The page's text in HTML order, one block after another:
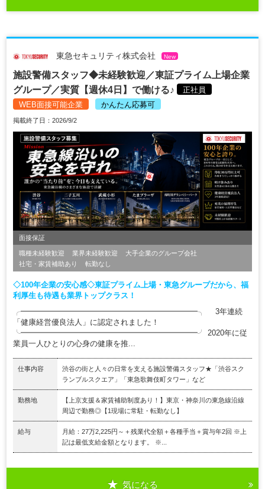
東急セキュリティ株式会社 New
施設警備スタッフ◆未経験歓迎／東証プライム上場企業
グループ／実質【週休4日】で働ける♪
正社員
WEB面接可能企業
かんたん応募可
掲載終了日：2026/9/2
面接保証
職種未経験歓迎 業界未経験歓迎
大手企業のグループ会社
社宅・家賃補助あり
転勤なし
◇100年企業の安心感◇東証プライム上場・東急グループだから、福
利厚生も待遇も業界トップクラス！
╭━━━━━━━━━━━━━━━━━━━━━━━╮ 3年連続
「健康経営優良法人」に認定されました！
╰━━━━━━━━━━━━━━━━━━━━━━━╯ 2020年に従
業員一人ひとりの心身の健康を推...
仕事内容
渋谷の街と人々の日常を支える施設警備スタッフ★「渋谷スク
ランブルスクエア」「東急歌舞伎町タワー」など
勤務地
【上京支援＆家賃補助制度あり！】東京・神奈川の東急線沿線
周辺で勤務◎【1現場に常駐・転勤なし】
給与
月給：27万2,225円～＋残業代全額＋各種手当＋賞与年2回 ※上
記は最低支給金額となります。 ※...
気になる